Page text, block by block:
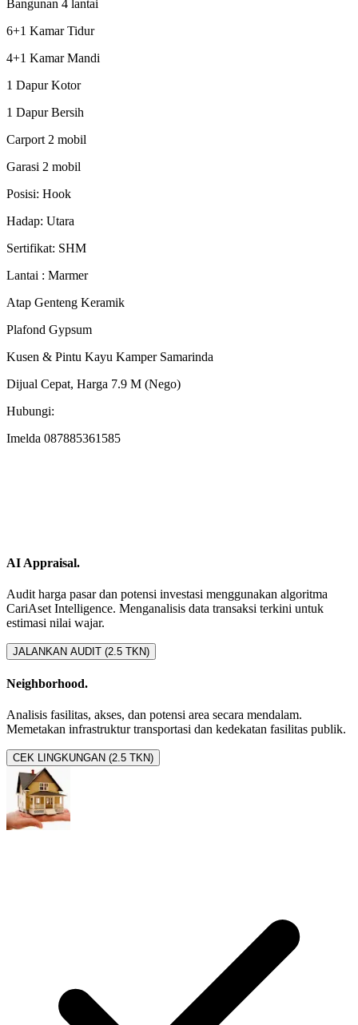
Bangunan 4 lantai
6+1 Kamar Tidur
4+1 Kamar Mandi
1 Dapur Kotor
1 Dapur Bersih
Carport 2 mobil
Garasi 2 mobil
Posisi: Hook
Hadap: Utara
Sertifikat: SHM
Lantai : Marmer
Atap Genteng Keramik
Plafond Gypsum
Kusen & Pintu Kayu Kamper Samarinda
Dijual Cepat, Harga 7.9 M (Nego)
Hubungi:
Imelda 087885361585
AI Appraisal.
Audit harga pasar dan potensi investasi menggunakan algoritma
CariAset Intelligence. Menganalisis data transaksi terkini untuk
estimasi nilai wajar.
JALANKAN AUDIT (2.5 TKN)
Neighborhood.
Analisis fasilitas, akses, dan potensi area secara mendalam.
Memetakan infrastruktur transportasi dan kedekatan fasilitas publik.
CEK LINGKUNGAN (2.5 TKN)